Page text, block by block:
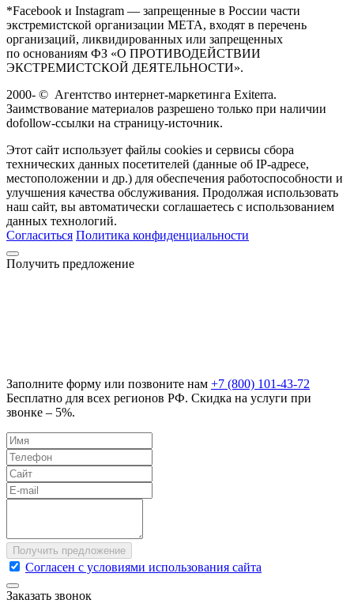
*Facebook и Instagram — запрещенные в России части
экстремистской организации META, входят в перечень
организаций, ликвидированных или запрещенных
по основаниям ФЗ «О ПРОТИВОДЕЙСТВИИ
ЭКСТРЕМИСТСКОЙ ДЕЯТЕЛЬНОСТИ».
2000- © Агентство интернет-маркетинга Exiterra.
Заимствование материалов разрешено только при наличии
dofollow-ссылки на страницу-источник.
Этот сайт использует файлы cookies и сервисы сбора
технических данных посетителей (данные об IP-адресе,
местоположении и др.) для обеспечения работоспособности и
улучшения качества обслуживания. Продолжая использовать
наш сайт, вы автоматически соглашаетесь с использованием
данных технологий.
Согласиться Политика конфиденциальности
Получить предложение
Заполните форму или позвоните нам +7 (800) 101-43-72
Бесплатно для всех регионов РФ. Скидка на услуги при
звонке – 5%.
Согласен с условиями использования сайта
Заказать звонок